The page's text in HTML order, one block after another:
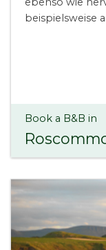
beispielsweise
Book a B&B in